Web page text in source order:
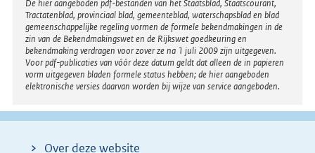
i
n
k
Disclaimer
De hier aangeboden pdf-bestanden van het Staatsblad, Staatscourant,
Tractatenblad, provinciaal blad, gemeenteblad, waterschapsblad en blad
gemeenschappelijke regeling vormen de formele bekendmakingen in de
zin van de Bekendmakingswet en de Rijkswet goedkeuring en
bekendmaking verdragen voor zover ze na 1 juli 2009 zijn uitgegeven.
Voor pdf-publicaties van vóór deze datum geldt dat alleen de in papieren
vorm uitgegeven bladen formele status hebben; de hier aangeboden
elektronische versies daarvan worden bij wijze van service aangeboden.
Over deze website